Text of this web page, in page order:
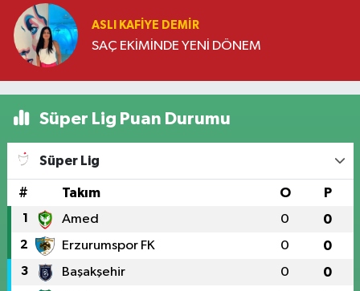
ASLI KAFIYE DEMIR
SAÇ EKİMİNDE YENİ DÖNEM
Süper Lig Puan Durumu
Süper Lig
# Takım O P
1 Amed 0 0
2 Erzurumspor FK 0 0
3 Başakşehir 0 0